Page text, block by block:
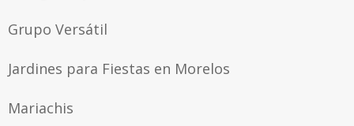
Grupo Versátil
Jardines para Fiestas en Morelos
Mariachis